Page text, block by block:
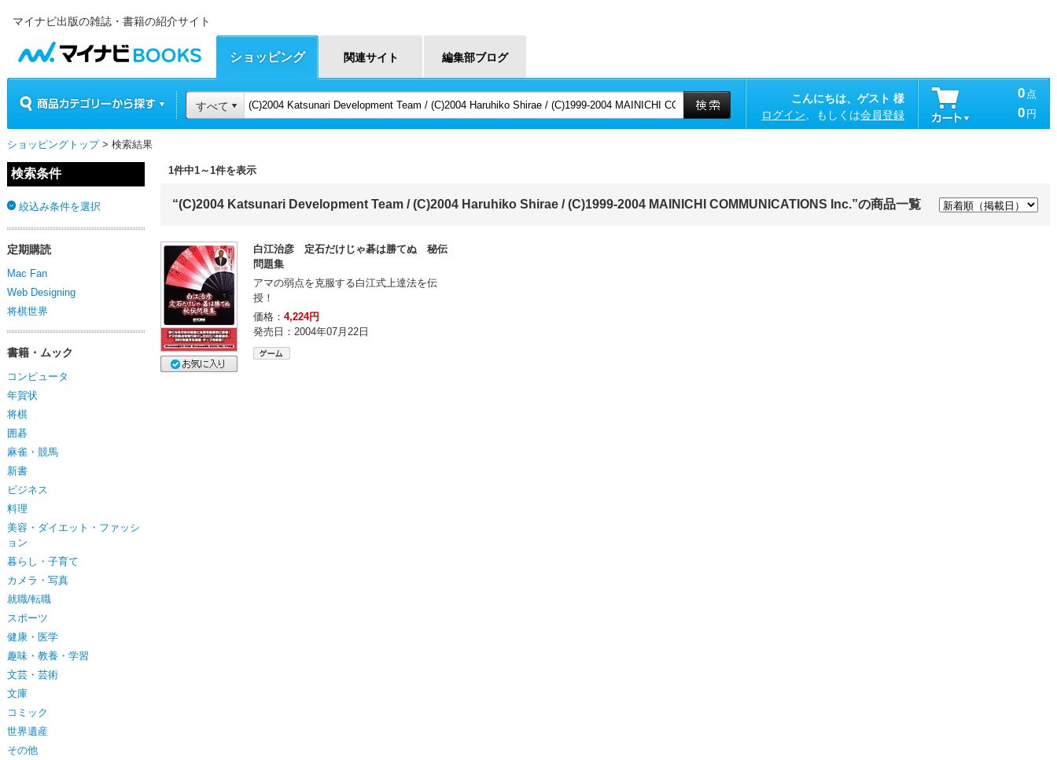
マイナビ出版の雑誌・書籍の紹介サイト
マイナビBOOKS
ショッピング 関連サイト 編集部ブログ
すべて
こんにちは、ゲスト 様
ログイン 、もしくは会員登録
0 点
0 円
ショッピングトップ> 検索結果
1件中1～1件を表示
“(C)2004 Katsunari Development Team / (C)2004 Haruhiko Shirae / (C)1999-2004 MAINICHI COMMUNICATIONS Inc.”の商品一覧
白江治彦 定石だけじゃ碁は勝てぬ 秘伝
問題集
アマの弱点を克服する白江式上達法を伝
授！
価格： 4,224円
発売日：2004年07月22日
検索条件
絞込み条件を選択
定期購読
Mac Fan
Web Designing
将棋世界
書籍・ムック
コンピュータ
年賀状
将棋
囲碁
麻雀・競馬
新書
ビジネス
料理
美容・ダイエット・ファッシ
ョン
暮らし・子育て
カメラ・写真
就職/転職
スポーツ
健康・医学
趣味・教養・学習
文芸・芸術
文庫
コミック
世界遺産
その他